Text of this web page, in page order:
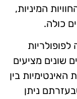
המיניות,
כולה.
שונים מציעים
בין
ניתן